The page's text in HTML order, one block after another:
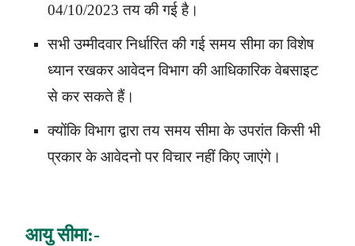
04/10/2023 तय की गई है।
सभी उम्मीदवार निर्धारित की गई समय सीमा का विशेष
ध्यान रखकर आवेदन विभाग की आधिकारिक वेबसाइट
से कर सकते हैं।
क्योंकि विभाग द्वारा तय समय सीमा के उपरांत किसी भी
प्रकार के आवेदनो पर विचार नहीं किए जाएंगे।
आयु सीमा:-